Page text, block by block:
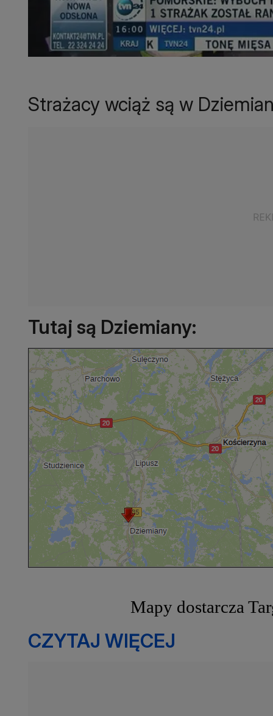
Strażacy wciąż są w
Tutaj są Dziemiany:
Mapy dostarcza
CZYTAJ WIĘCEJ